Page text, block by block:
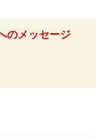
のメッセージ